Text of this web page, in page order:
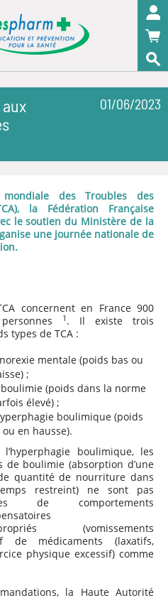
01/06/2023
des Troubles des
la Fédération Française
le soutien du Ministère de la
une journée nationale de
concernent en France 900
1 . Il existe trois
types de TCA :
mentale (poids bas ou
;
(poids dans la norme
élevé) ;
boulimique (poids
ou en hausse).
l’hyperphagie boulimique, les
de boulimie (absorption d’une
quantité de nourriture dans
restreint) ne sont pas
de comportements
(vomissements
de médicaments (laxatifs,
physique excessif) comme
la Haute Autorité